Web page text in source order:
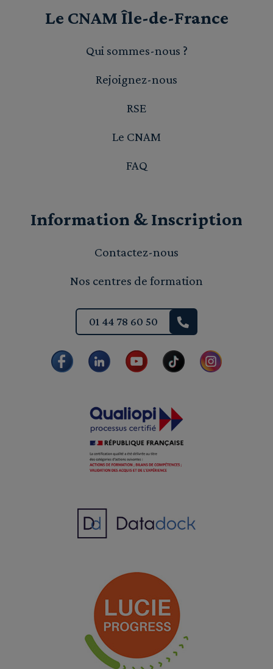
Le CNAM Île-de-France
Qui sommes-nous ?
Rejoignez-nous
RSE
Le CNAM
FAQ
Information & Inscription
Contactez-nous
Nos centres de formation
01 44 78 60 50